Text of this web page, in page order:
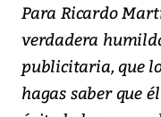
Para Ricardo
verdadera
publicitaria, que
hagas saber que